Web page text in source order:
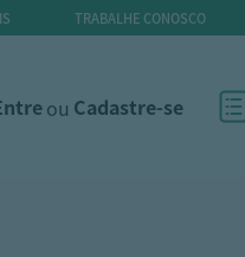
TRABALHE CONOSCO
ou Cadastre-se